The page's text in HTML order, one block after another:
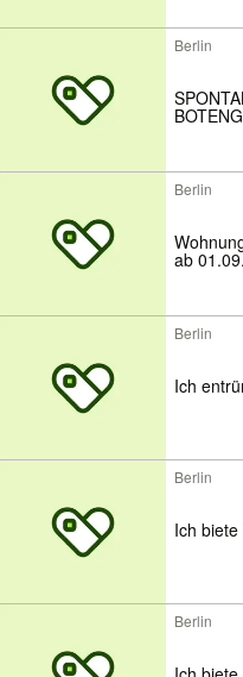
Berlin
Berlin
ab
Berlin
Ich
Berlin
Ich
Berlin